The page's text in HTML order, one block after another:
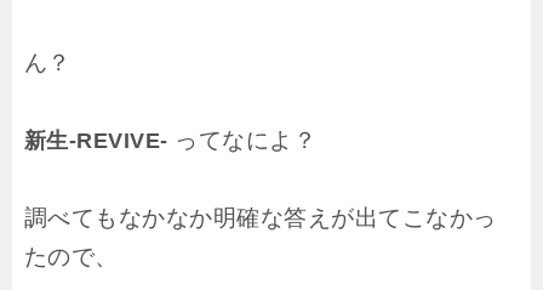
ん？
新生-REVIVE- ってなによ？
調べてもなかなか明確な答えが出てこなかっ
たので、